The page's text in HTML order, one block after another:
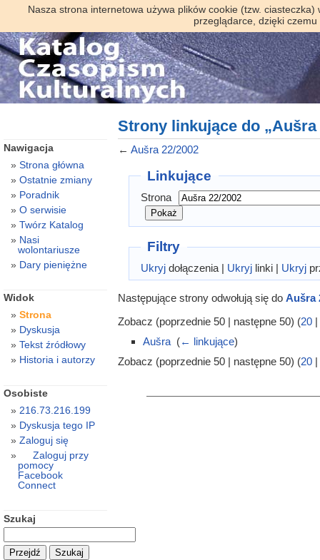
Nasza strona internetowa używa plików cookie (tzw.
przeglądarce, dzięki
Strony linkujące do „Aušra
← Aušra 22/2002
Linkujące
Strona
Filtry
Ukryjdołączenia | Ukryjlinki | Ukryj
Następujące strony odwołują się do Aušra
Zobacz (poprzednie 50 | następne 50) (20|
Aušra‎ (← linkujące)
Zobacz (poprzednie 50 | następne 50) (20|
Nawigacja
Strona główna
Ostatnie zmiany
Poradnik
O serwisie
Twórz Katalog
Nasi
wolontariusze
Dary pieniężne
Widok
Strona
Dyskusja
Tekst źródłowy
Historia i autorzy
Osobiste
216.73.216.199
Dyskusja tego IP
Zaloguj się
Zaloguj przy
pomocy
Facebook
Connect
Szukaj